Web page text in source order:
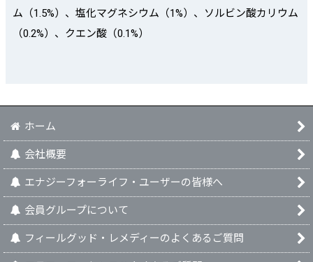
ム（1.5%）、塩化マグネシウム（1%）、ソルビン酸カリウム
（0.2%）、クエン酸（0.1%）
ホーム
会社概要
エナジーフォーライフ・ユーザーの皆様へ
会員グループについて
フィールグッド・レメディーのよくあるご質問